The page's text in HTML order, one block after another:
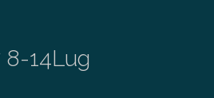
8-14Lug